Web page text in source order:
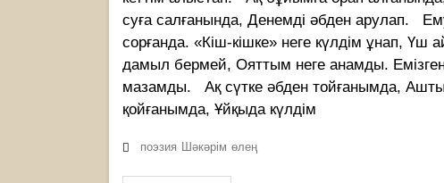
суға салғанында, Денемді әбден арулап.
сорғанда. «Кіш-кішке» неге күлдім ұнап,
дамыл бермей, Ояттым неге анамды.
мазамды. Ақ сүтке әбден тойғанымда,
қойғанымда, Ұйқыда күлдім
поэзия Шәкәрім өлең